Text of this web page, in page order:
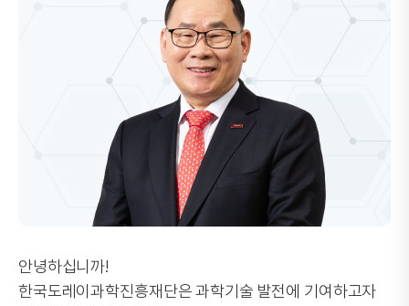
안녕하십니까!
한국도레이과학진흥재단은 과학기술 발전에 기여하고자